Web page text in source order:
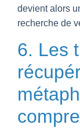
devient alors
recherche de
6. Les